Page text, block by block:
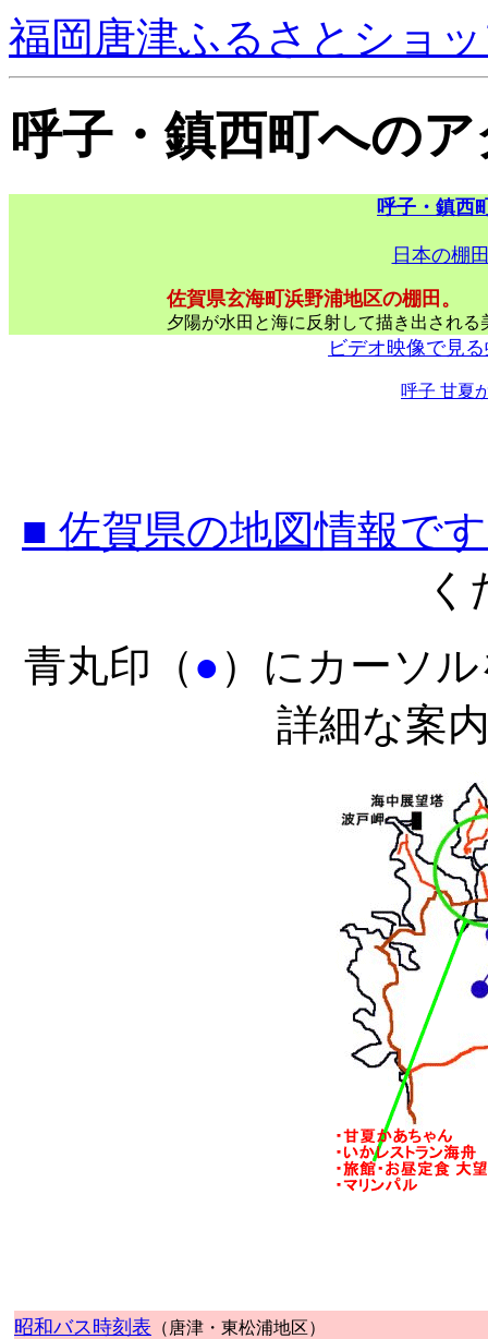
福岡唐津ふるさとショ
呼子・鎮西町への
呼子・鎮西
日本の棚
佐賀県玄海町浜野浦地区の棚田。
夕陽が水田と海に反射して描き出され
ビデオ映像で見
呼子 甘夏
■ 佐賀県の地図情報で
く
青丸印（ ● ）にカーソ
詳細な案
昭和バス時刻表 （唐津・東松浦地区）